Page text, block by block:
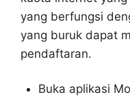
yang berfungsi
yang buruk dapat
pendaftaran.
Buka aplikasi